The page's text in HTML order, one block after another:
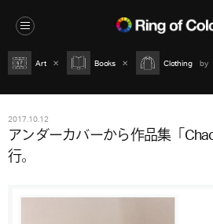
Art Books Clothing
2017.10.12
アンダーカバーから作品集「
行。